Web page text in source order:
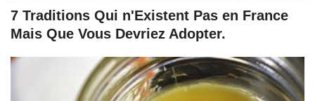
7 Traditions Qui n'Existent Pas en France
Mais Que Vous Devriez Adopter.